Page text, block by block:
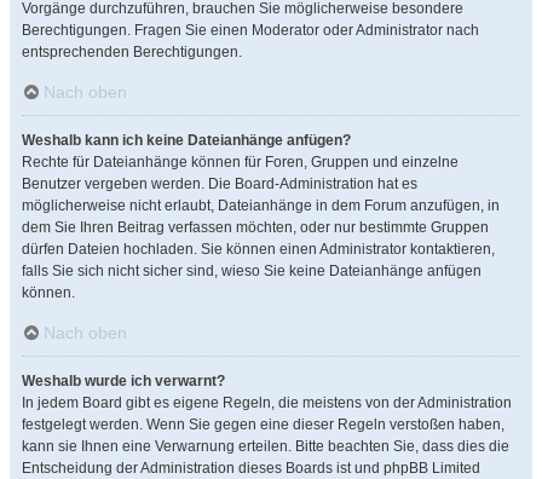
Vorgänge durchzuführen, brauchen Sie möglicherweise besondere
Berechtigungen. Fragen Sie einen Moderator oder Administrator nach
entsprechenden Berechtigungen.
Nach oben
Weshalb kann ich keine Dateianhänge anfügen?
Rechte für Dateianhänge können für Foren, Gruppen und einzelne
Benutzer vergeben werden. Die Board-Administration hat es
möglicherweise nicht erlaubt, Dateianhänge in dem Forum anzufügen, in
dem Sie Ihren Beitrag verfassen möchten, oder nur bestimmte Gruppen
dürfen Dateien hochladen. Sie können einen Administrator kontaktieren,
falls Sie sich nicht sicher sind, wieso Sie keine Dateianhänge anfügen
können.
Nach oben
Weshalb wurde ich verwarnt?
In jedem Board gibt es eigene Regeln, die meistens von der Administration
festgelegt werden. Wenn Sie gegen eine dieser Regeln verstoßen haben,
kann sie Ihnen eine Verwarnung erteilen. Bitte beachten Sie, dass dies die
Entscheidung der Administration dieses Boards ist und phpBB Limited